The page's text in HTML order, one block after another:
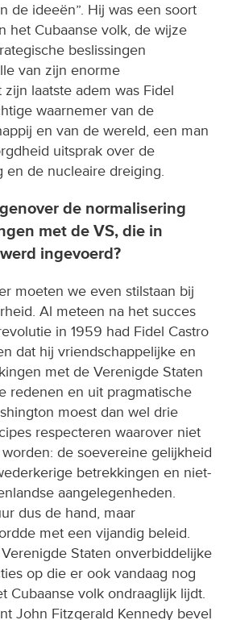
de ideeën”. Hij was een soort
het Cubaanse volk, de wijze
beslissingen
van zijn enorme
zijn laatste adem was Fidel
waarnemer van de
en van de wereld, een man
uitsprak over de
en de nucleaire dreiging.
de normalisering
met de VS, die in
ingevoerd?
moeten we even stilstaan bij
Al meteen na het succes
in 1959 had Fidel Castro
dat hij vriendschappelijke en
met de Verenigde Staten
redenen en uit pragmatische
moest dan wel drie
respecteren waarover niet
de soevereine gelijkheid
betrekkingen en niet-
aangelegenheden.
dus de hand, maar
met een vijandig beleid.
Staten onverbiddelijke
op die er ook vandaag nog
Cubaanse volk ondraaglijk lijdt.
John Fitzgerald Kennedy bevel